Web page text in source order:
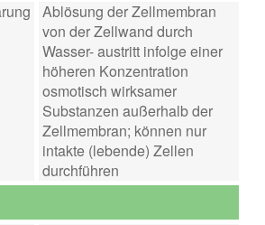
Ablösung der Zellmembran
von der Zellwand durch
Wasser- austritt infolge einer
höheren Konzentration
osmotisch wirksamer
Substanzen außerhalb der
Zellmembran; können nur
intakte (lebende) Zellen
durchführen